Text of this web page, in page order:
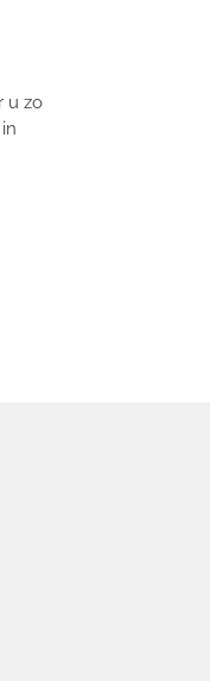
u zo